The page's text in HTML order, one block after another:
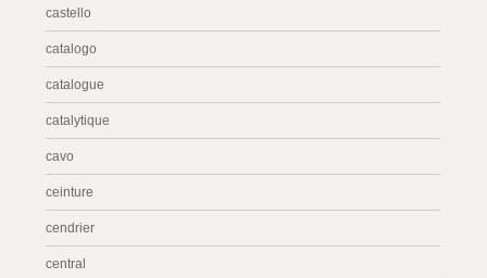
castello
catalogo
catalogue
catalytique
cavo
ceinture
cendrier
central